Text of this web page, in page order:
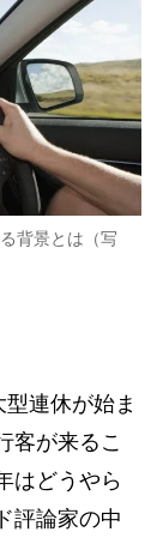
背景とは（写
連休が始ま
客が来るこ
はどうやら
評論家の中